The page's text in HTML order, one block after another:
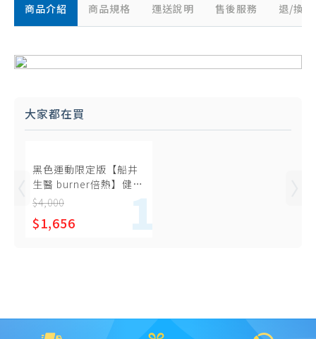
商品介紹 商品規格 運送說明 售後服務 退/換
大家都在買
黑色運動限定版【船井
生醫 burner倍熱】健字
號極纖錠-黑金版15包x2
$4,000
$1,656